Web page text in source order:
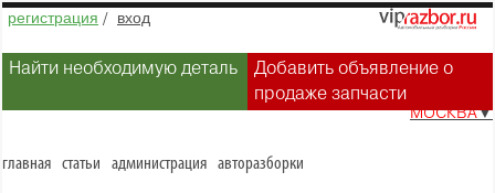
регистрация / вход
Найти необходимую деталь
Добавить объявление о
продаже запчасти
МОСКВА▼
главная статьи администрация авторазборки